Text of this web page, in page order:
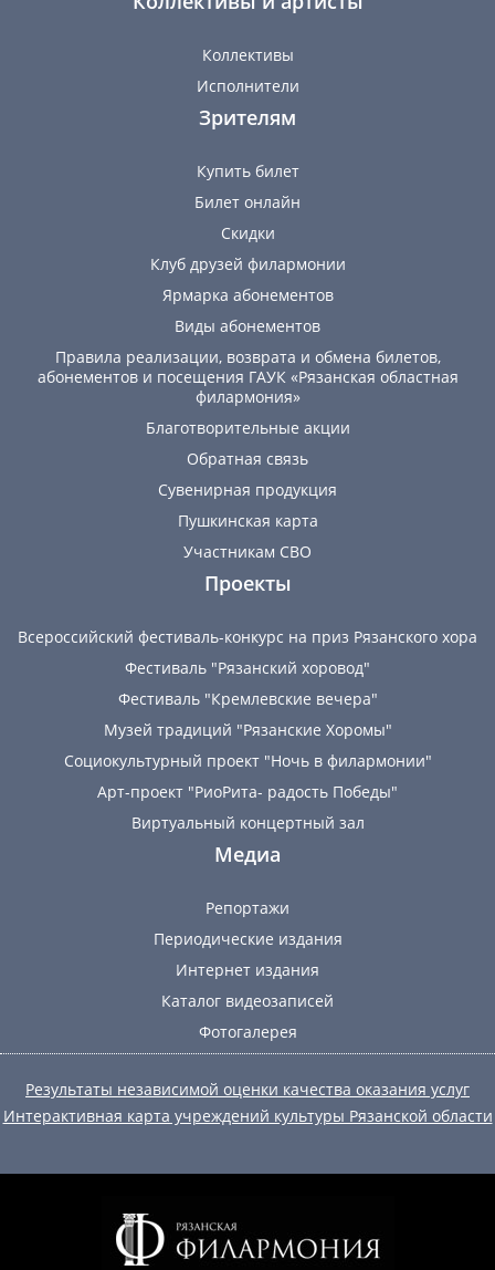
Коллективы
Исполнители
Зрителям
Купить билет
Билет онлайн
Скидки
Клуб друзей филармонии
Ярмарка абонементов
Виды абонементов
Правила реализации, возврата и обмена билетов,
абонементов и посещения ГАУК «Рязанская областная
филармония»
Благотворительные акции
Обратная связь
Сувенирная продукция
Пушкинская карта
Участникам СВО
Проекты
Всероссийский фестиваль-конкурс на приз Рязанского хора
Фестиваль "Рязанский хоровод"
Фестиваль "Кремлевские вечера"
Музей традиций "Рязанские Хоромы"
Социокультурный проект "Ночь в филармонии"
Арт-проект "РиоРита- радость Победы"
Виртуальный концертный зал
Медиа
Репортажи
Периодические издания
Интернет издания
Каталог видеозаписей
Фотогалерея
Результаты независимой оценки качества оказания услуг
Интерактивная карта учреждений культуры Рязанской области